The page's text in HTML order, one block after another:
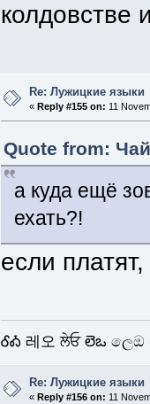
Re: Лужицкие языки
«Reply #155 on: 11
Quote from:
а куда ещё
ехать?!
если
ᎴᎣ 레오 ਲੇਓ లెఒ
Re: Лужицкие языки
« Reply #156 on: 11